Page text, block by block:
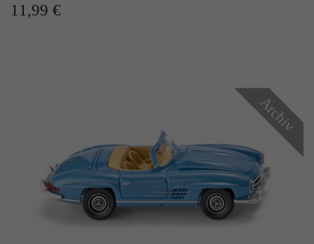
11,99 €
Archiv